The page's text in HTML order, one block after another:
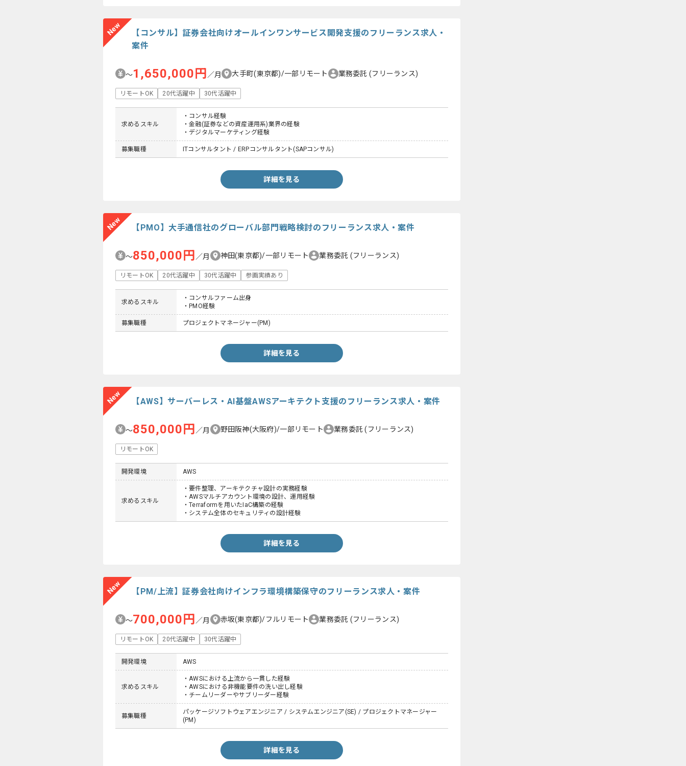
New
【コンサル】証券会社向けオールインワンサービス開発支援のフリーランス求人・
案件
〜1,650,000円 ／月 大手町(東京都)/一部リモート 業務委託(フリーランス)
リモートOK 20代活躍中 30代活躍中
求めるスキル
・コンサル経験
・金融(証券などの資産運用系)業界の経験
・デジタルマーケティング経験
募集職種 ITコンサルタント / ERPコンサルタント(SAPコンサル)
詳細を見る
New 【PMO】大手通信社のグローバル部門戦略検討のフリーランス求人・案件
〜850,000円 ／月 神田(東京都)/一部リモート 業務委託 (フリーランス)
リモートOK 20代活躍中 30代活躍中 参画実績あり
求めるスキル
・コンサルファーム出身
・PMO経験
募集職種 プロジェクトマネージャー(PM)
詳細を見る
New 【AWS】サーバーレス・AI基盤AWSアーキテクト支援のフリーランス求人・案件
〜850,000円 ／月 野田阪神(大阪府)/一部リモート 業務委託(フリーランス)
リモートOK
開発環境 AWS
求めるスキル
・要件整理、アーキテクチャ設計の実務経験
・AWSマルチアカウント環境の設計、運用経験
・Terraformを用いたIaC構築の経験
・システム全体のセキュリティの設計経験
詳細を見る
New 【PM/上流】証券会社向けインフラ環境構築保守のフリーランス求人・案件
〜700,000円 ／月 赤坂(東京都)/フルリモート 業務委託 (フリーランス)
リモートOK 20代活躍中 30代活躍中
開発環境 AWS
求めるスキル
・AWSにおける上流から一貫した経験
・AWSにおける非機能要件の洗い出し経験
・チームリーダーやサブリーダー経験
募集職種
パッケージソフトウェアエンジニア / システムエンジニア(SE) / プロジェクトマネージャー
(PM)
詳細を見る